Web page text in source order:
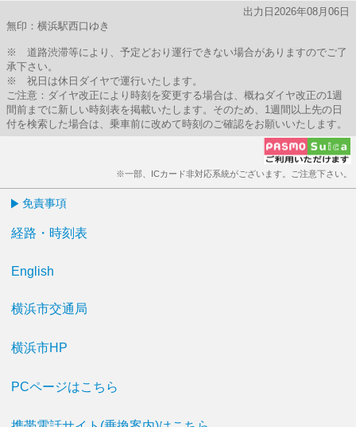
出力日2026年08月06日
無印：横浜駅西口ゆき
※ 道路渋滞等により、予定どおり運行できない場合がありますのでご了
承下さい。
※ 祝日は休日ダイヤで運行いたします。
ご注意：ダイヤ改正により時刻を変更する場合は、概ねダイヤ改正の1週
間前までに新しい時刻表を掲載いたします。そのため、1週間以上先の日
付を検索した場合は、乗車前に改めて時刻のご確認をお願いいたします。
※一部、ICカード非対応系統がございます。ご注意下さい。
免責事項
経路・時刻表
English
横浜市交通局
横浜市HP
PCページはこちら